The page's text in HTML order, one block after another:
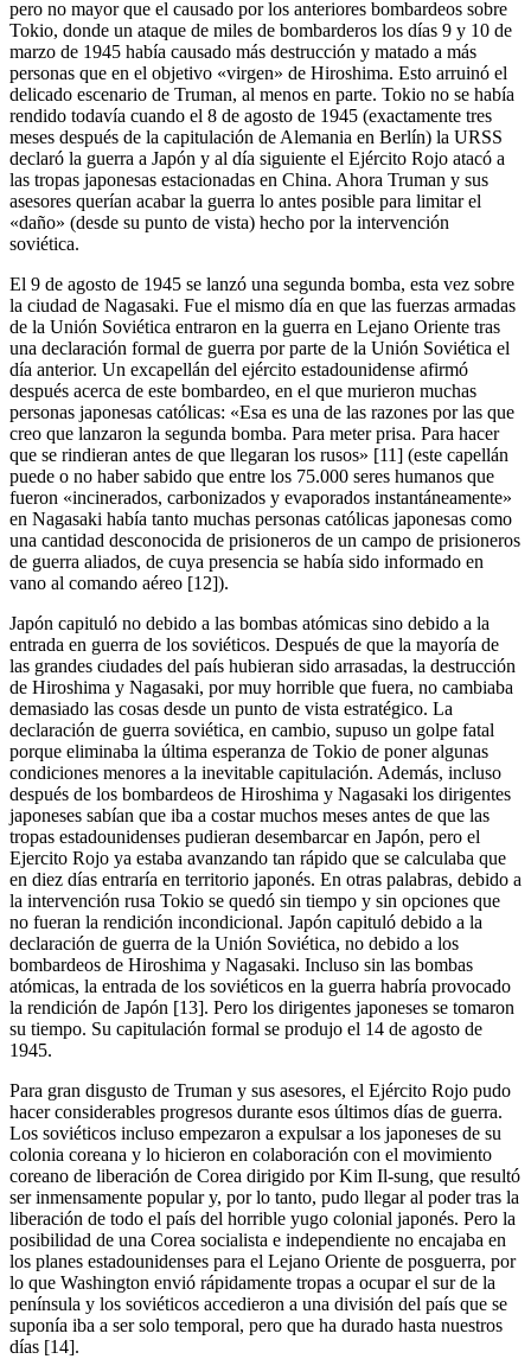
pero no mayor que el causado por los anteriores bombardeos sobre
Tokio, donde un ataque de miles de bombarderos los días 9 y 10 de
marzo de 1945 había causado más destrucción y matado a más
personas que en el objetivo «virgen» de Hiroshima. Esto arruinó el
delicado escenario de Truman, al menos en parte. Tokio no se había
rendido todavía cuando el 8 de agosto de 1945 (exactamente tres
meses después de la capitulación de Alemania en Berlín) la URSS
declaró la guerra a Japón y al día siguiente el Ejército Rojo atacó a
las tropas japonesas estacionadas en China. Ahora Truman y sus
asesores querían acabar la guerra lo antes posible para limitar el
«daño» (desde su punto de vista) hecho por la intervención
soviética.
El 9 de agosto de 1945 se lanzó una segunda bomba, esta vez sobre
la ciudad de Nagasaki. Fue el mismo día en que las fuerzas armadas
de la Unión Soviética entraron en la guerra en Lejano Oriente tras
una declaración formal de guerra por parte de la Unión Soviética el
día anterior. Un excapellán del ejército estadounidense afirmó
después acerca de este bombardeo, en el que murieron muchas
personas japonesas católicas: «Esa es una de las razones por las que
creo que lanzaron la segunda bomba. Para meter prisa. Para hacer
que se rindieran antes de que llegaran los rusos» [11] (este capellán
puede o no haber sabido que entre los 75.000 seres humanos que
fueron «incinerados, carbonizados y evaporados instantáneamente»
en Nagasaki había tanto muchas personas católicas japonesas como
una cantidad desconocida de prisioneros de un campo de prisioneros
de guerra aliados, de cuya presencia se había sido informado en
vano al comando aéreo [12]).
Japón capituló no debido a las bombas atómicas sino debido a la
entrada en guerra de los soviéticos. Después de que la mayoría de
las grandes ciudades del país hubieran sido arrasadas, la destrucción
de Hiroshima y Nagasaki, por muy horrible que fuera, no cambiaba
demasiado las cosas desde un punto de vista estratégico. La
declaración de guerra soviética, en cambio, supuso un golpe fatal
porque eliminaba la última esperanza de Tokio de poner algunas
condiciones menores a la inevitable capitulación. Además, incluso
después de los bombardeos de Hiroshima y Nagasaki los dirigentes
japoneses sabían que iba a costar muchos meses antes de que las
tropas estadounidenses pudieran desembarcar en Japón, pero el
Ejercito Rojo ya estaba avanzando tan rápido que se calculaba que
en diez días entraría en territorio japonés. En otras palabras, debido a
la intervención rusa Tokio se quedó sin tiempo y sin opciones que
no fueran la rendición incondicional. Japón capituló debido a la
declaración de guerra de la Unión Soviética, no debido a los
bombardeos de Hiroshima y Nagasaki. Incluso sin las bombas
atómicas, la entrada de los soviéticos en la guerra habría provocado
la rendición de Japón [13]. Pero los dirigentes japoneses se tomaron
su tiempo. Su capitulación formal se produjo el 14 de agosto de
1945.
Para gran disgusto de Truman y sus asesores, el Ejército Rojo pudo
hacer considerables progresos durante esos últimos días de guerra.
Los soviéticos incluso empezaron a expulsar a los japoneses de su
colonia coreana y lo hicieron en colaboración con el movimiento
coreano de liberación de Corea dirigido por Kim Il-sung, que resultó
ser inmensamente popular y, por lo tanto, pudo llegar al poder tras la
liberación de todo el país del horrible yugo colonial japonés. Pero la
posibilidad de una Corea socialista e independiente no encajaba en
los planes estadounidenses para el Lejano Oriente de posguerra, por
lo que Washington envió rápidamente tropas a ocupar el sur de la
península y los soviéticos accedieron a una división del país que se
suponía iba a ser solo temporal, pero que ha durado hasta nuestros
días [14].